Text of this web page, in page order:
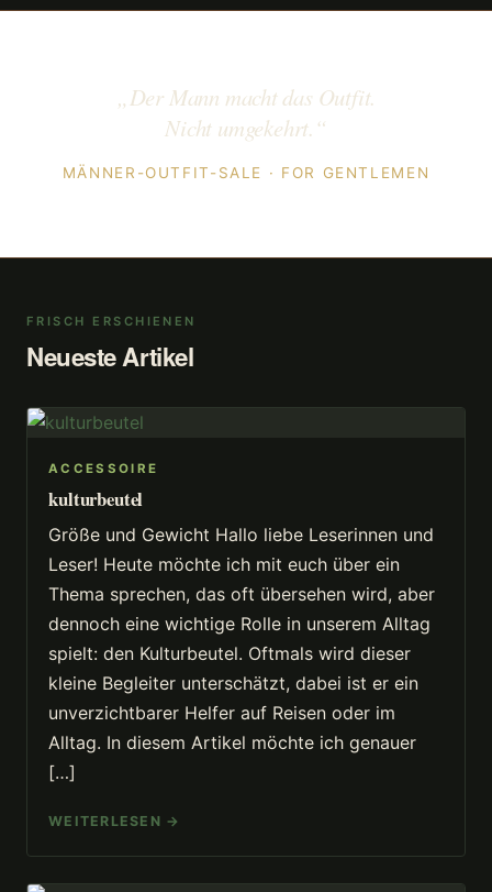
„Der Mann macht das Outfit.
Nicht umgekehrt.“
MÄNNER-OUTFIT-SALE · FOR GENTLEMEN
FRISCH ERSCHIENEN
Neueste Artikel
ACCESSOIRE
kulturbeutel
Größe und Gewicht Hallo liebe Leserinnen und
Leser! Heute möchte ich mit euch über ein
Thema sprechen, das oft übersehen wird, aber
dennoch eine wichtige Rolle in unserem Alltag
spielt: den Kulturbeutel. Oftmals wird dieser
kleine Begleiter unterschätzt, dabei ist er ein
unverzichtbarer Helfer auf Reisen oder im
Alltag. In diesem Artikel möchte ich genauer
[…]
WEITERLESEN →